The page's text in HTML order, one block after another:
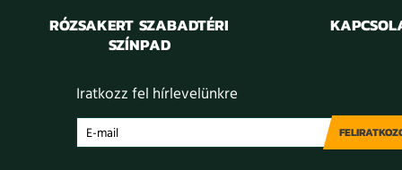
RÓZSAKERT SZABADTÉRI
SZÍNPAD
Iratkozz fel hírlevelünkre